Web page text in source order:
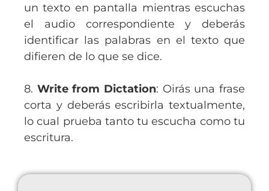
un texto en pantalla mientras escuchas
el audio correspondiente y deberás
identificar las palabras en el texto que
difieren de lo que se dice.
8. Write from Dictation: Oirás una frase
corta y deberás escribirla textualmente,
lo cual prueba tanto tu escucha como tu
escritura.